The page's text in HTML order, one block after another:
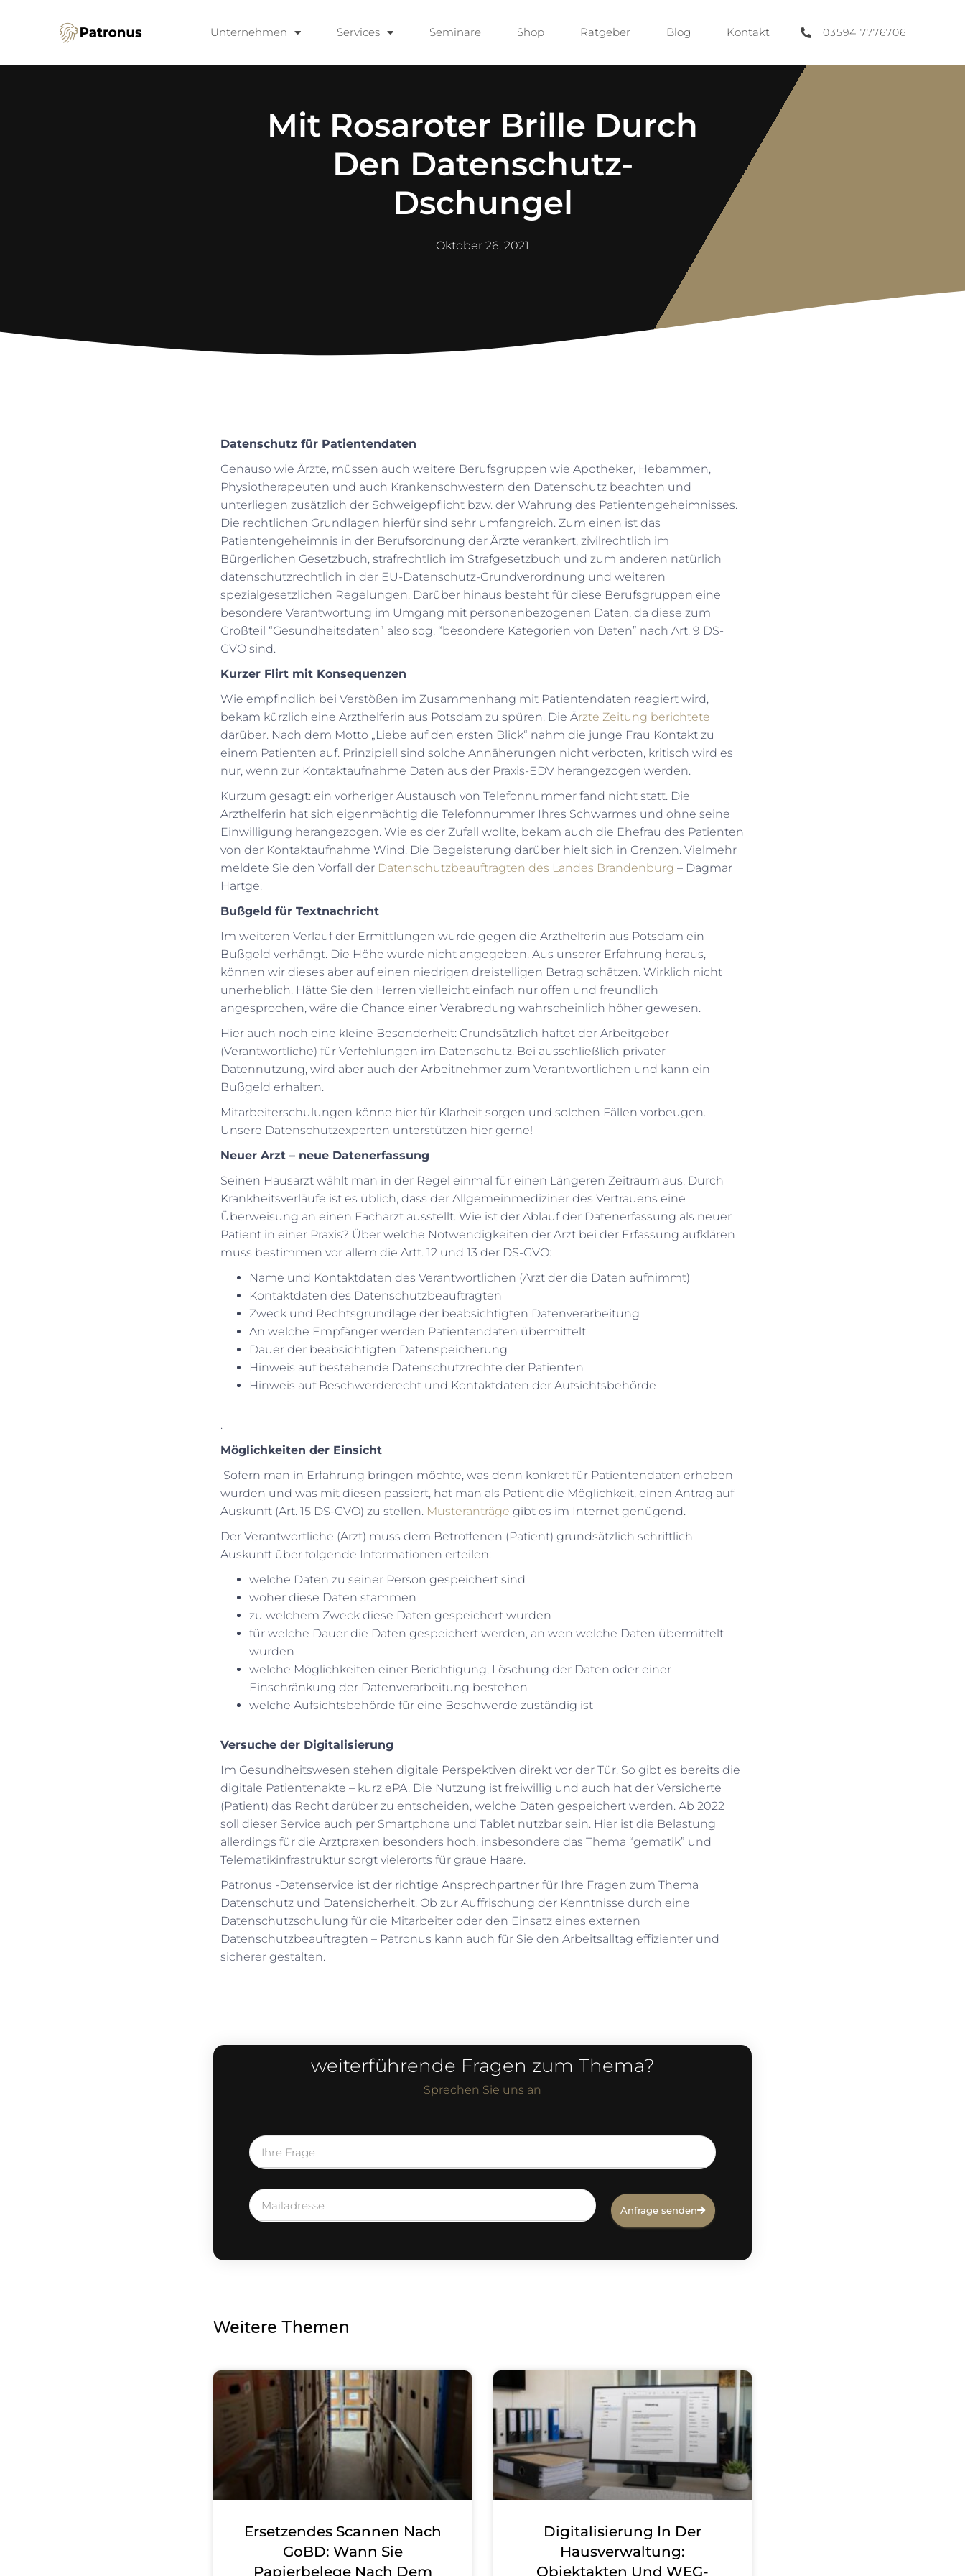
Unternehmen Services Seminare Shop Ratgeber Blog Kontakt 03594 7776706
Mit Rosaroter Brille Durch
Den Datenschutz-
Dschungel
Oktober 26, 2021
Datenschutz für Patientendaten
Genauso wie Ärzte, müssen auch weitere Berufsgruppen wie Apotheker, Hebammen,
Physiotherapeuten und auch Krankenschwestern den Datenschutz beachten und
unterliegen zusätzlich der Schweigepflicht bzw. der Wahrung des Patientengeheimnisses.
Die rechtlichen Grundlagen hierfür sind sehr umfangreich. Zum einen ist das
Patientengeheimnis in der Berufsordnung der Ärzte verankert, zivilrechtlich im
Bürgerlichen Gesetzbuch, strafrechtlich im Strafgesetzbuch und zum anderen natürlich
datenschutzrechtlich in der EU-Datenschutz-Grundverordnung und weiteren
spezialgesetzlichen Regelungen. Darüber hinaus besteht für diese Berufsgruppen eine
besondere Verantwortung im Umgang mit personenbezogenen Daten, da diese zum
Großteil “Gesundheitsdaten” also sog. “besondere Kategorien von Daten” nach Art. 9 DS-
GVO sind.
Kurzer Flirt mit Konsequenzen
Wie empfindlich bei Verstößen im Zusammenhang mit Patientendaten reagiert wird,
bekam kürzlich eine Arzthelferin aus Potsdam zu spüren. Die Ärzte Zeitung berichtete
darüber. Nach dem Motto „Liebe auf den ersten Blick“ nahm die junge Frau Kontakt zu
einem Patienten auf. Prinzipiell sind solche Annäherungen nicht verboten, kritisch wird es
nur, wenn zur Kontaktaufnahme Daten aus der Praxis-EDV herangezogen werden.
Kurzum gesagt: ein vorheriger Austausch von Telefonnummer fand nicht statt. Die
Arzthelferin hat sich eigenmächtig die Telefonnummer Ihres Schwarmes und ohne seine
Einwilligung herangezogen. Wie es der Zufall wollte, bekam auch die Ehefrau des Patienten
von der Kontaktaufnahme Wind. Die Begeisterung darüber hielt sich in Grenzen. Vielmehr
meldete Sie den Vorfall der Datenschutzbeauftragten des Landes Brandenburg – Dagmar
Hartge.
Bußgeld für Textnachricht
Im weiteren Verlauf der Ermittlungen wurde gegen die Arzthelferin aus Potsdam ein
Bußgeld verhängt. Die Höhe wurde nicht angegeben. Aus unserer Erfahrung heraus,
können wir dieses aber auf einen niedrigen dreistelligen Betrag schätzen. Wirklich nicht
unerheblich. Hätte Sie den Herren vielleicht einfach nur offen und freundlich
angesprochen, wäre die Chance einer Verabredung wahrscheinlich höher gewesen.
Hier auch noch eine kleine Besonderheit: Grundsätzlich haftet der Arbeitgeber
(Verantwortliche) für Verfehlungen im Datenschutz. Bei ausschließlich privater
Datennutzung, wird aber auch der Arbeitnehmer zum Verantwortlichen und kann ein
Bußgeld erhalten.
Mitarbeiterschulungen könne hier für Klarheit sorgen und solchen Fällen vorbeugen.
Unsere Datenschutzexperten unterstützen hier gerne!
Neuer Arzt – neue Datenerfassung
Seinen Hausarzt wählt man in der Regel einmal für einen Längeren Zeitraum aus. Durch
Krankheitsverläufe ist es üblich, dass der Allgemeinmediziner des Vertrauens eine
Überweisung an einen Facharzt ausstellt. Wie ist der Ablauf der Datenerfassung als neuer
Patient in einer Praxis? Über welche Notwendigkeiten der Arzt bei der Erfassung aufklären
muss bestimmen vor allem die Artt. 12 und 13 der DS-GVO:
Name und Kontaktdaten des Verantwortlichen (Arzt der die Daten aufnimmt)
Kontaktdaten des Datenschutzbeauftragten
Zweck und Rechtsgrundlage der beabsichtigten Datenverarbeitung
An welche Empfänger werden Patientendaten übermittelt
Dauer der beabsichtigten Datenspeicherung
Hinweis auf bestehende Datenschutzrechte der Patienten
Hinweis auf Beschwerderecht und Kontaktdaten der Aufsichtsbehörde
.
Möglichkeiten der Einsicht
Sofern man in Erfahrung bringen möchte, was denn konkret für Patientendaten erhoben
wurden und was mit diesen passiert, hat man als Patient die Möglichkeit, einen Antrag auf
Auskunft (Art. 15 DS-GVO) zu stellen. Musteranträge gibt es im Internet genügend.
Der Verantwortliche (Arzt) muss dem Betroffenen (Patient) grundsätzlich schriftlich
Auskunft über folgende Informationen erteilen:
welche Daten zu seiner Person gespeichert sind
woher diese Daten stammen
zu welchem Zweck diese Daten gespeichert wurden
für welche Dauer die Daten gespeichert werden, an wen welche Daten übermittelt
wurden
welche Möglichkeiten einer Berichtigung, Löschung der Daten oder einer
Einschränkung der Datenverarbeitung bestehen
welche Aufsichtsbehörde für eine Beschwerde zuständig ist
Versuche der Digitalisierung
Im Gesundheitswesen stehen digitale Perspektiven direkt vor der Tür. So gibt es bereits die
digitale Patientenakte – kurz ePA. Die Nutzung ist freiwillig und auch hat der Versicherte
(Patient) das Recht darüber zu entscheiden, welche Daten gespeichert werden. Ab 2022
soll dieser Service auch per Smartphone und Tablet nutzbar sein. Hier ist die Belastung
allerdings für die Arztpraxen besonders hoch, insbesondere das Thema “gematik” und
Telematikinfrastruktur sorgt vielerorts für graue Haare.
Patronus -Datenservice ist der richtige Ansprechpartner für Ihre Fragen zum Thema
Datenschutz und Datensicherheit. Ob zur Auffrischung der Kenntnisse durch eine
Datenschutzschulung für die Mitarbeiter oder den Einsatz eines externen
Datenschutzbeauftragten – Patronus kann auch für Sie den Arbeitsalltag effizienter und
sicherer gestalten.
weiterführende Fragen zum Thema?
Sprechen Sie uns an
Anfrage senden
Weitere Themen
Ersetzendes Scannen Nach
GoBD: Wann Sie
Papierbelege Nach Dem
Digitalisierung In Der
Hausverwaltung:
Objektakten Und WEG-